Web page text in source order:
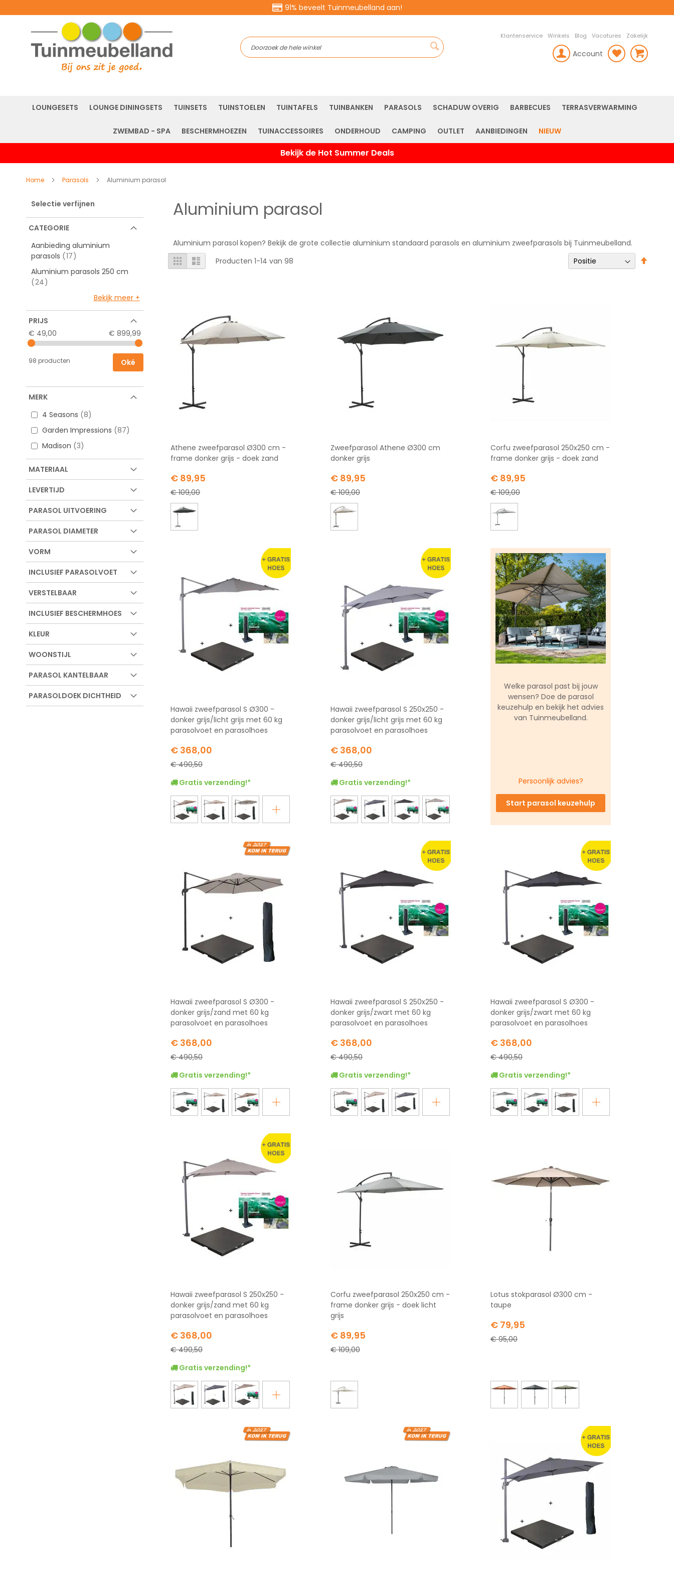
91% beveelt Tuinmeubelland aan!
Search
Klantenservice Winkels Blog Vacatures Zakelijk
Account
LOUNGESETS LOUNGE DININGSETS TUINSETS TUINSTOELEN TUINTAFELS TUINBANKEN PARASOLS SCHADUW OVERIG BARBECUES TERRASVERWARMING
ZWEMBAD - SPA BESCHERMHOEZEN TUINACCESSOIRES ONDERHOUD CAMPING OUTLET AANBIEDINGEN NIEUW
Bekijk de Hot Summer Deals
Home Parasols Aluminium parasol
Aluminium parasol
Aluminium parasol kopen? Bekijk de grote collectie aluminium standaard parasols en aluminium zweefparasols bij Tuinmeubelland.
Tonen
als
Foto-
tabel
Lijst Producten1-14 van98
Athene zweefparasol Ø300 cm -
frame donker grijs - doek zand
Special
Price
€ 89,95
€ 109,00
Zweefparasol Athene Ø300 cm
donker grijs
Special
Price
€ 89,95
€ 109,00
Corfu zweefparasol 250x250 cm -
frame donker grijs - doek zand
Special
Price
€ 89,95
€ 109,00
Hawaii zweefparasol S Ø300 -
donker grijs/licht grijs met 60 kg
parasolvoet en parasolhoes
Special
Price
€ 368,00
€ 490,50
Gratis verzending!*
Hawaii zweefparasol S 250x250 -
donker grijs/licht grijs met 60 kg
parasolvoet en parasolhoes
Special
Price
€ 368,00
€ 490,50
Gratis verzending!*
Welke parasol past bij jouw
wensen? Doe de parasol
keuzehulp en bekijk het advies
van Tuinmeubelland.
Persoonlijk advies?
Start parasol keuzehulp
Hawaii zweefparasol S Ø300 -
donker grijs/zand met 60 kg
parasolvoet en parasolhoes
Special
Price
€ 368,00
€ 490,50
Gratis verzending!*
Hawaii zweefparasol S 250x250 -
donker grijs/zwart met 60 kg
parasolvoet en parasolhoes
Special
Price
€ 368,00
€ 490,50
Gratis verzending!*
Hawaii zweefparasol S Ø300 -
donker grijs/zwart met 60 kg
parasolvoet en parasolhoes
Special
Price
€ 368,00
€ 490,50
Gratis verzending!*
Hawaii zweefparasol S 250x250 -
donker grijs/zand met 60 kg
parasolvoet en parasolhoes
Special
Price
€ 368,00
€ 490,50
Gratis verzending!*
Corfu zweefparasol 250x250 cm -
frame donker grijs - doek licht
grijs
Special
Price
€ 89,95
€ 109,00
Lotus stokparasol Ø300 cm -
taupe
Special
Price
€ 79,95
€ 95,00
Selectie verfijnen
CATEGORIE
Aanbieding aluminium
parasols 17producten
Aluminium parasols 250 cm
24producten
Bekijk meer
PRIJS
€ 49,00
€ 899,99
98 producten Oké
MERK
4 Seasons
8
Garden Impressions
87
Madison 3
MATERIAAL
LEVERTIJD
PARASOL UITVOERING
PARASOL DIAMETER
VORM
INCLUSIEF PARASOLVOET
VERSTELBAAR
INCLUSIEF BESCHERMHOES
KLEUR
WOONSTIJL
PARASOL KANTELBAAR
PARASOLDOEK DICHTHEID